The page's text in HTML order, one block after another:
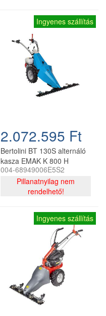
Ingyenes szállítás
2.072.595 Ft
Bertolini BT 130S alternáló
kasza EMAK K 800 H
motorral
004-68949006E5S2
Pillanatnyilag nem
rendelhető!
Ingyenes szállítás